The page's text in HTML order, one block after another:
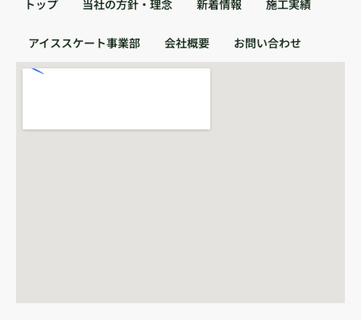
トップ 当社の方針・理念 新着情報 施工実績
アイススケート事業部 会社概要 お問い合わせ